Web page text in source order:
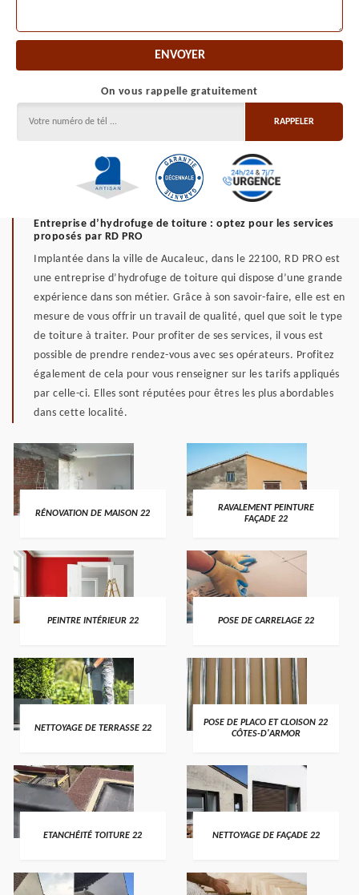
On vous rappelle gratuitement
Entreprise d’hydrofuge de toiture : optez pour les services
proposés par RD PRO
Implantée dans la ville de Aucaleuc, dans le 22100, RD PRO est
une entreprise d’hydrofuge de toiture qui dispose d’une grande
expérience dans son métier. Grâce à son savoir-faire, elle est en
mesure de vous offrir un travail de qualité, quel que soit le type
de toiture à traiter. Pour profiter de ses services, il vous est
possible de prendre rendez-vous avec ses opérateurs. Profitez
également de cela pour vous renseigner sur les tarifs appliqués
par celle-ci. Elles sont réputées pour êtres les plus abordables
dans cette localité.
RÉNOVATION DE MAISON 22
RAVALEMENT PEINTURE
FAÇADE 22
PEINTRE INTÉRIEUR 22 POSE DE CARRELAGE 22
NETTOYAGE DE TERRASSE 22
POSE DE PLACO ET CLOISON 22
CÔTES-D'ARMOR
ETANCHÉITÉ TOITURE 22 NETTOYAGE DE FAÇADE 22